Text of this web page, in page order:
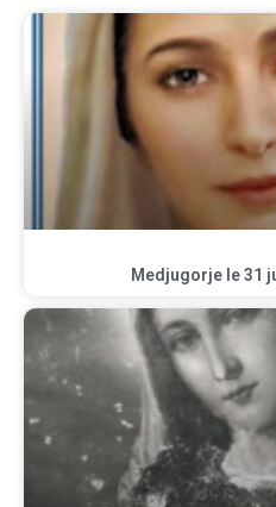
Medjugorje le 31